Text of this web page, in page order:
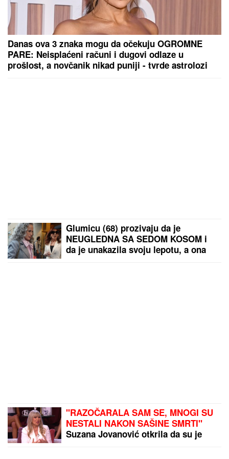
Danas ova 3 znaka mogu da očekuju OGROMNE
PARE: Neisplaćeni računi i dugovi odlaze u
prošlost, a novčanik nikad puniji - tvrde astrolozi
Glumicu (68) prozivaju da je
NEUGLEDNA SA SEDOM KOSOM i
da je unakazila svoju lepotu, a ona
"RAZOČARALA SAM SE, MNOGI SU
NESTALI NAKON SAŠINE SMRTI"
Suzana Jovanović otkrila da su je